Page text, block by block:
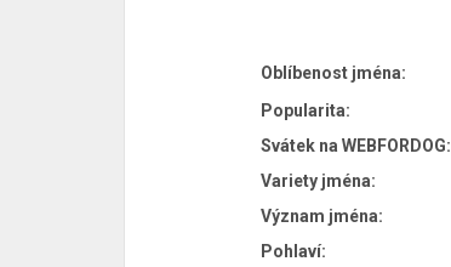
Oblíbenost jména:
Popularita:
Svátek na WEBFORDOG:
Variety jména:
Význam jména:
Pohlaví: